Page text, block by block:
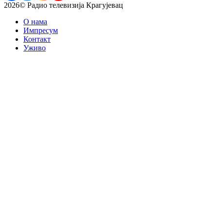
2026© Радио телевизија Крагујевац
О нама
Импресум
Контакт
Уживо